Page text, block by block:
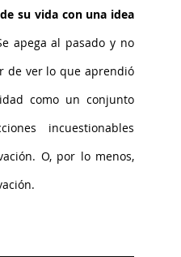
su vida con una idea
apega al pasado y no
de ver lo que aprendió
como un conjunto
incuestionables
O, por lo menos,